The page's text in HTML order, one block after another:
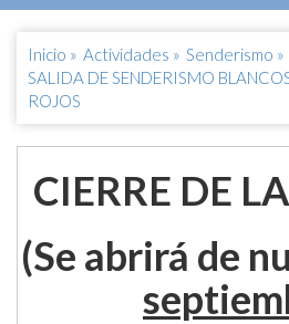
Inicio » Actividades » Senderismo »
SALIDA DE SENDERISMO
ROJOS
CIERRE DE
(Se abrirá de